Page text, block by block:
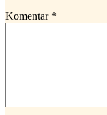
Komentar *